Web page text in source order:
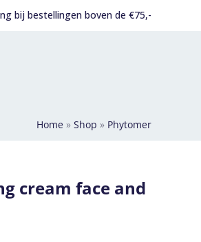
bij bestellingen boven de €75,-
Home » Shop » Phytomer
cream face and